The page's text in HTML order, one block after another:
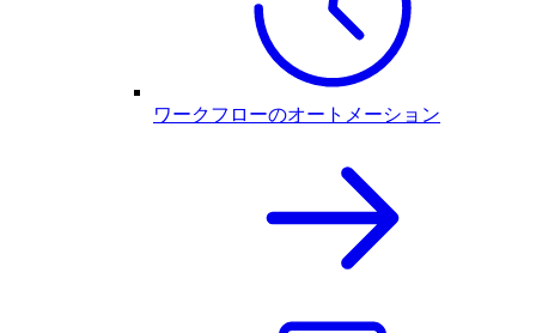
ワークフローのオートメーション